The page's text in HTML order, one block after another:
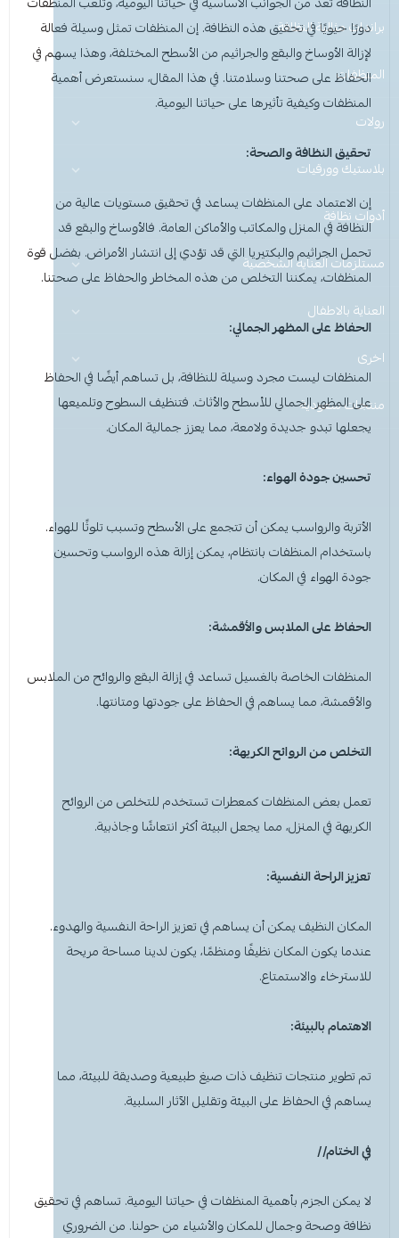
منظفات ومستلزمات المغسلة
سجاد ومفروشات
نظافة اليدين والعناية
غسيل الأطباق (يدوي وآلي)
مزيلات الشحوم
مطهرات ومعقمات
معادن وزجاج ولمعان الأسطح
عرض الكل
منظفات منزلية
عرض الكل
منظفات ارضيات
منظفات ملابس
منظفات صحون
منظفات اليدين
منظفات دورة المياه
معطر جو
ادوات الحماية
عرض الكل
قفازات
كمامات
غطاء راس
غطاء ذراع
قبعة الشيف
للمشروبات والماكولات
عرض الكل
صحون بلاستيك
صحون مايكرويف
علب حلويات
قصدير ورول تغليف
الاكواب
مزاز واعود تحريك
براندات مثالية النظافة
عرض الكل
هيفيا
عرض الكل
قفازات
غطاء راس
غطاء ذراع
قبعة الشيف
نو باك
عرض الكل
الاكواب
قصدير وتغليف
Perfect Hygiene
عرض الكل
شمعة تسخين الطعام
ليفة واسفنج مواعين
مكنسة يد
منشفه مايكروفايبر
عصا ممسحه
المنظفات
عرض الكل
منظفات منزلية
عرض الكل
منظفات ارضيات
منظفات ملابس
منظفات صحون
منظفات اليدين
معطر جو
منظف زجاج ومتعدد الاستخدام
رولات
عرض الكل
تغليف وقصدير
رول مايكروفايبر
رول سفره ونفايات
ورق كاشير رول
بلاستيك وورقيات
عرض الكل
صحون بلاستيك
ملاعق وشوك وسكاكين
اكواب
مزاز واعواد تحريك
أدوات نظافة
مستلزمات العنايه الشخصية
عرض الكل
ادوات حماية
عرض الكل
غطاء راس
مريله مطبخ
ادوات عناية
شامبو
معجون اسنان
منشفه استخدام مرة واحدة
العناية بالاطفال
عرض الكل
شامبو اطفال
اخرى
عرض الكل
منتجات سعودية
دورًا حيويًا في تحقيق هذه النظافة. إن المنظفات تمثل وسيلة فعالة
لإزالة الأوساخ والبقع والجراثيم من الأسطح المختلفة، وهذا يسهم في
الحفاظ على صحتنا وسلامتنا. في هذا المقال، سنستعرض أهمية
المنظفاتوكيفية تأثيرها على حياتنا اليومية.
تحقيق النظافة والصحة:
إن الاعتماد علىالمنظفاتيساعد في تحقيق مستويات عالية من
النظافة في المنزل والمكاتب والأماكن العامة. فالأوساخ والبقع قد
تحمل الجراثيم والبكتيريا التي قد تؤدي إلى انتشار الأمراض. بفضل قوة
المنظفات، يمكننا التخلص من هذه المخاطر والحفاظ على صحتنا.
الحفاظ على المظهر الجمالي:
المنظفاتليست مجرد وسيلة للنظافة، بل تساهم أيضًا في الحفاظ
على المظهر الجمالي للأسطح والأثاث. فتنظيف السطوح وتلميعها
يجعلها تبدو جديدة ولامعة، مما يعزز جمالية المكان.
تحسين جودة الهواء:
الأتربة والرواسب يمكن أن تتجمع على الأسطح وتسبب تلوثًا للهواء.
باستخدامالمنظفاتبانتظام، يمكن إزالة هذه الرواسب وتحسين
جودة الهواء في المكان.
الحفاظ على الملابس والأقمشة:
المنظفاتالخاصة بالغسيل تساعد في إزالة البقع والروائح من الملابس
والأقمشة، مما يساهم في الحفاظ على جودتها ومتانتها.
التخلص من الروائح الكريهة:
تعمل بعض المنظفات كمعطرات تستخدم للتخلص من الروائح
الكريهة في المنزل، مما يجعل البيئة أكثر انتعاشًا وجاذبية.
تعزيز الراحة النفسية:
المكان النظيف يمكن أن يساهم في تعزيز الراحة النفسية والهدوء.
عندما يكون المكان نظيفًا ومنظمًا، يكون لدينا مساحة مريحة
للاسترخاء والاستمتاع.
الاهتمام بالبيئة:
تم تطوير منتجات تنظيف ذات صيغ طبيعية وصديقة للبيئة، مما
يساهم في الحفاظ على البيئة وتقليل الآثار السلبية.
في الختام//
لا يمكن الجزم بأهميةالمنظفاتفي حياتنا اليومية. تساهم في تحقيق
نظافة وصحة وجمال للمكان والأشياء من حولنا. من الضروري